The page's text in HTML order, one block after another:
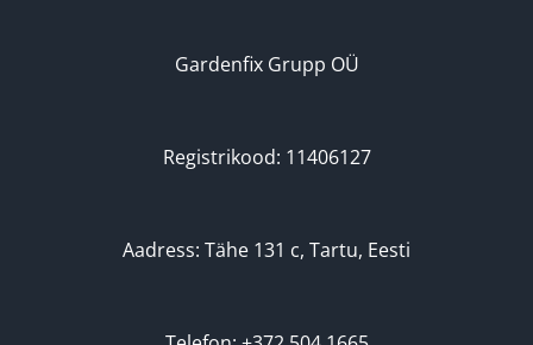
teha
Gardenfix Grupp OÜ
Registrikood: 11406127
Aadress: Tähe 131 c, Tartu, Eesti